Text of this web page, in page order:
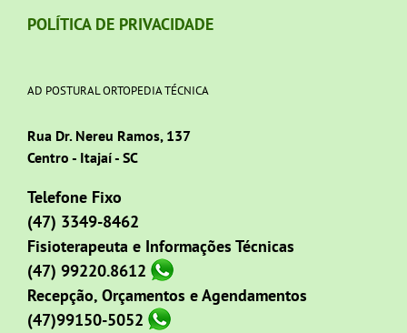
POLÍTICA DE PRIVACIDADE
AD POSTURAL ORTOPEDIA TÉCNICA
Rua Dr. Nereu Ramos, 137
Centro - Itajaí - SC
Telefone Fixo
(47) 3349-8462
Fisioterapeuta e Informações Técnicas
(47) 99220.8612
Recepção, Orçamentos e Agendamentos
(47)99150-5052